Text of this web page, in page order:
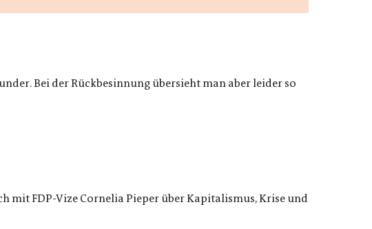
Bei der Rückbesinnung übersieht man aber leider so
mit FDP-Vize Cornelia Pieper über Kapitalismus, Krise und